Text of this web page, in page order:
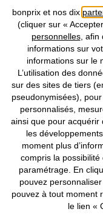
Prix indiqués TVA
CGV Données
Mentions
© 2026
bonprix et nos dix
(cliquer sur «
personnelles, afin
informations sur
informations sur le
L’utilisation des
sur des sites de tiers
pseudonymisées),
personnalisés,
ainsi que pour acquérir
les
moment plus
compris la
paramétrage. En
pouvez
pouvez à tout moment
le lien «